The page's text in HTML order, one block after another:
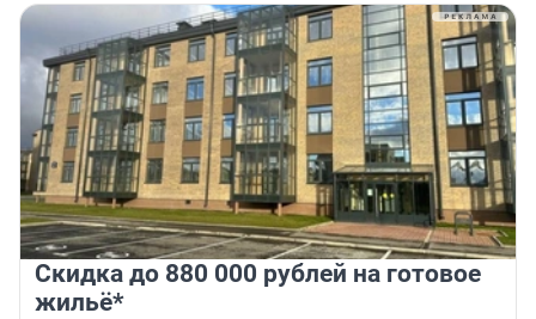
Скидка до 880 000 рублей на готовое
жильё*